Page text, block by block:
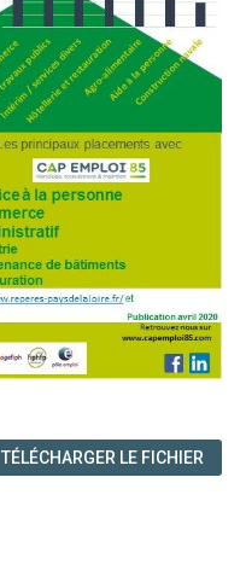
TÉLÉCHARGER LE FICHIER